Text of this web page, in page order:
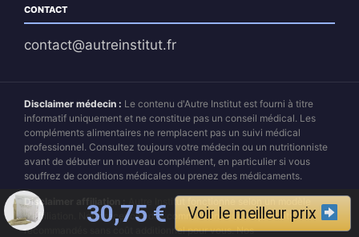
CONTACT
contact@autreinstitut.fr
Disclaimer médecin : Le contenu d'Autre Institut est fourni à titre
informatif uniquement et ne constitue pas un conseil médical. Les
compléments alimentaires ne remplacent pas un suivi médical
professionnel. Consultez toujours votre médecin ou un nutritionniste
avant de débuter un nouveau complément, en particulier si vous
souffrez de conditions médicales ou prenez des médicaments.
Disclaimer affiliation :
Autre Institut fonctionne selon un modèle
d'affiliation. Nous recevons des commissions sur les produits
recommandés sans coût additionnel pour vous. Nos
Le prix initial était : 44,50
30,75 €Le prix actuel est
Voir le meilleur prix